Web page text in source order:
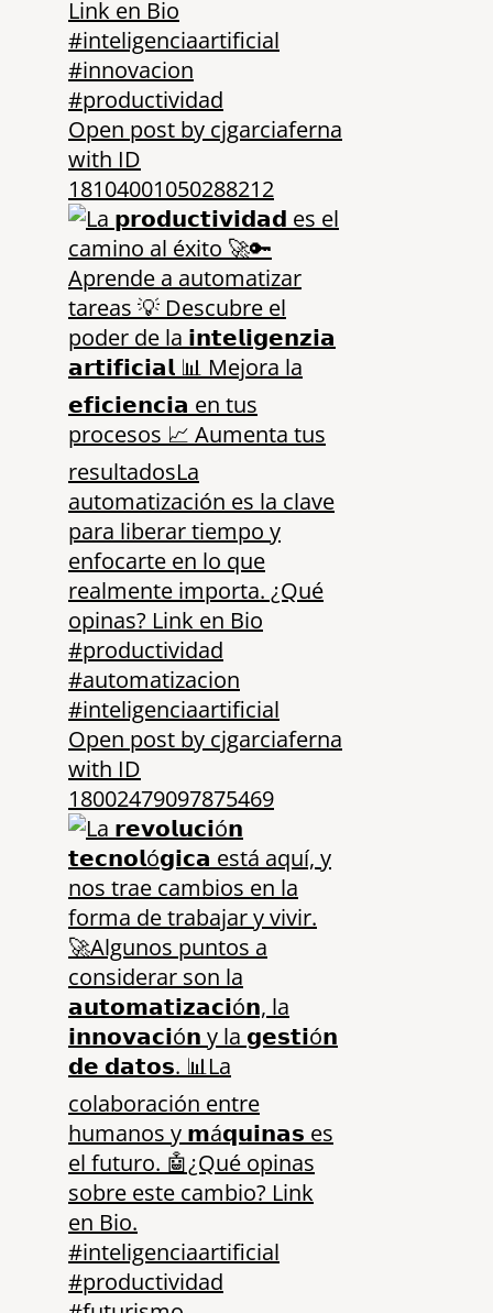
Open post by cjgarciaferna
with ID
18104001050288212
Open post by cjgarciaferna
with ID
18002479097875469